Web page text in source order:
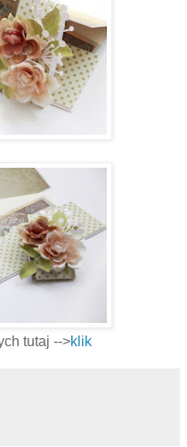
tutaj -->klik